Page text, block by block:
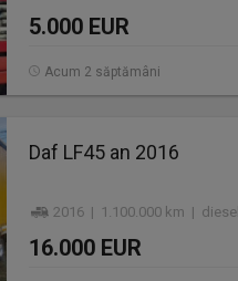
5.000 EUR
Acum 2 săptămâni
Daf LF45 an 2016
2016 | 1.100.000 km | diesel
16.000 EUR